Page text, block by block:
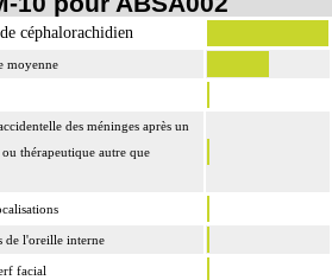
céphalorachidien
moyenne
des méninges après un
thérapeutique autre que
de l'oreille interne
facial